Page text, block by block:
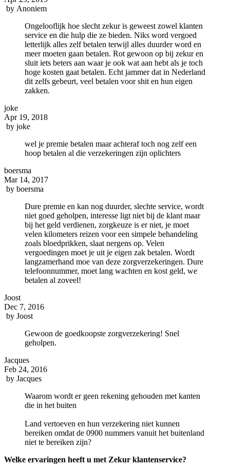
by Anoniem
Ongelooflijk hoe slecht zekur is geweest zowel klanten
service en die hulp die ze bieden. Niks word vergoed
letterlijk alles zelf betalen terwijl alles duurder word en
meer moeten gaan betalen. Rot gewoon op bij zekur en
sluit iets beters aan waar je ook wat aan hebt als je toch
hoge kosten gaat betalen. Echt jammer dat in Nederland
dit zelfs gebeurt, veel betalen voor shit en hun eigen
zakken.
joke
Apr 19, 2018
by joke
wel je premie betalen maar achteraf toch nog zelf een
hoop betalen al die verzekeringen zijn oplichters
boersma
Mar 14, 2017
by boersma
Dure premie en kan nog duurder, slechte service, wordt
niet goed geholpen, interesse ligt niet bij de klant maar
bij het geld verdienen, zorgkeuze is er niet, je moet
velen kilometers reizen voor een simpele behandeling
zoals bloedprikken, slaat nergens op. Velen
vergoedingen moet je uit je eigen zak betalen. Wordt
langzamerhand moe van deze zorgverzekeringen. Dure
telefoonnummer, moet lang wachten en kost geld, we
betalen al zoveel!
Joost
Dec 7, 2016
by Joost
Gewoon de goedkoopste zorgverzekering! Snel
geholpen.
Jacques
Feb 24, 2016
by Jacques
Waarom wordt er geen rekening gehouden met kanten
die in het buiten
Land vertoeven en hun verzekering niet kunnen
bereiken omdat de 0900 nummers vanuit het buitenland
niet te bereiken zijn?
Welke ervaringen heeft u met Zekur klantenservice?